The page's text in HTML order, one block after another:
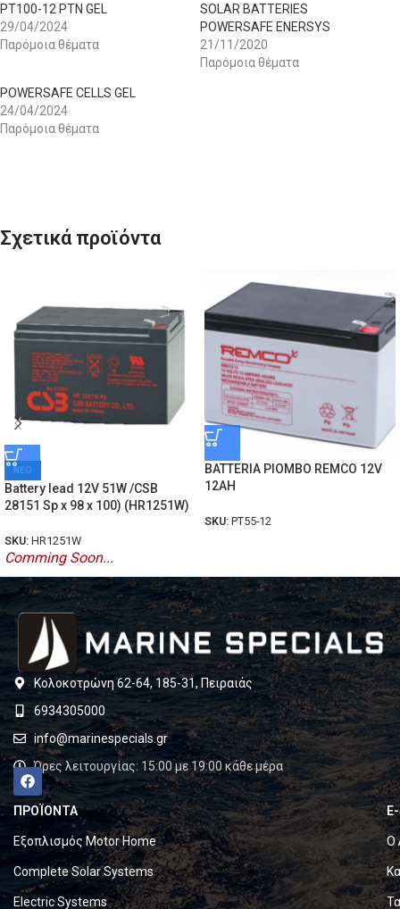
PT100-12 PTN GEL
29/04/2024
Παρόμοια θέματα
SOLAR BATTERIES
POWERSAFE ENERSYS
21/11/2020
Παρόμοια θέματα
POWERSAFE CELLS GEL
24/04/2024
Παρόμοια θέματα
Σχετικά προϊόντα
ΝΕΟ
Battery lead 12V 51W /CSB
28151 Sp x 98 x 100) (HR1251W)
SKU: HR1251W
Comming Soon...
BATTERIA PIOMBO REMCO 12V
12AH
SKU: PT55-12
Κολοκοτρώνη 62-64, 185-31, Πειραιάς
6934305000
info@marinespecials.gr
Ώρες λειτουργίας: 15:00 με 19:00 κάθε μέρα
ΠΡΟΪΟΝΤΑ
Εξοπλισμός Motor Home
Complete Solar Systems
Electric Systems
Ο